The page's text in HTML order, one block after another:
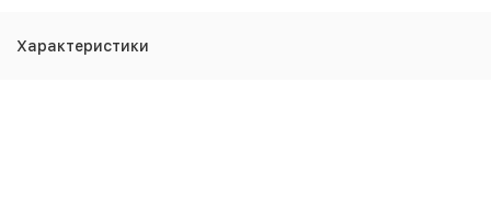
Характеристики